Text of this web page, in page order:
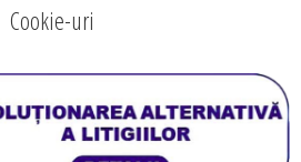
Cookie-uri